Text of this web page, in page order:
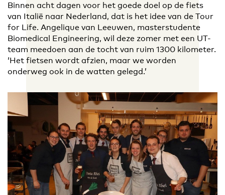
Binnen acht dagen voor het goede doel op de fiets
van Italië naar Nederland, dat is het idee van de Tour
for Life. Angelique van Leeuwen, masterstudente
Biomedical Engineering, wil deze zomer met een UT-
team meedoen aan de tocht van ruim 1300 kilometer.
‘Het fietsen wordt afzien, maar we worden
onderweg ook in de watten gelegd.’